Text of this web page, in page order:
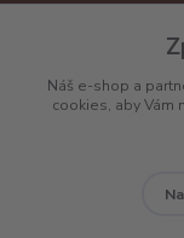
Mimosoudní řešení
Náš e-shop a
cookies, aby Vám